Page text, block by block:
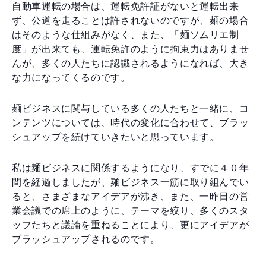
自動車運転の場合は、運転免許証がないと運転出来
ず、公道を走ることは許されないのですが、麺の場合
はそのような仕組みがなく、また、「麺ソムリエ制
度」が出来ても、運転免許のように拘束力はありませ
んが、多くの人たちに認識されるようになれば、大き
な力になってくるのです。
麺ビジネスに関与している多くの人たちと一緒に、コ
ンテンツについては、時代の変化に合わせて、ブラッ
シュアップを続けていきたいと思っています。
私は麺ビジネスに関係するようになり、すでに４０年
間を経過しましたが、麺ビジネス一筋に取り組んでい
ると、さまざまなアイデアが沸き、また、一昨日の営
業会議での席上のように、テーマを絞り、多くのスタ
ッフたちと議論を重ねることにより、更にアイデアが
ブラッシュアップされるのです。